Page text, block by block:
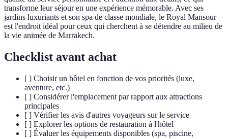
transforme leur séjour en une expérience mémorable. Avec ses
jardins luxuriants et son spa de classe mondiale, le Royal Mansour
est l'endroit idéal pour ceux qui cherchent à se détendre au milieu de
la vie animée de Marrakech.
Checklist avant achat
[ ] Choisir un hôtel en fonction de vos priorités (luxe,
aventure, etc.)
[ ] Considérer l'emplacement par rapport aux attractions
principales
[ ] Vérifier les avis d'autres voyageurs sur le service
[ ] Explorer les options de restauration à l'hôtel
[ ] Évaluer les équipements disponibles (spa, piscine,